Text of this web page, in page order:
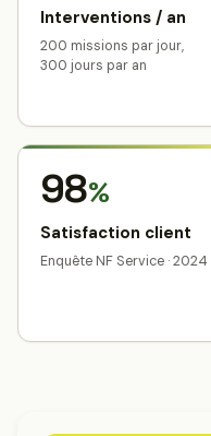
Interventions / an
200 missions par jour,
300 jours par an
98%
Satisfaction client
Enquête NF Service · 2024